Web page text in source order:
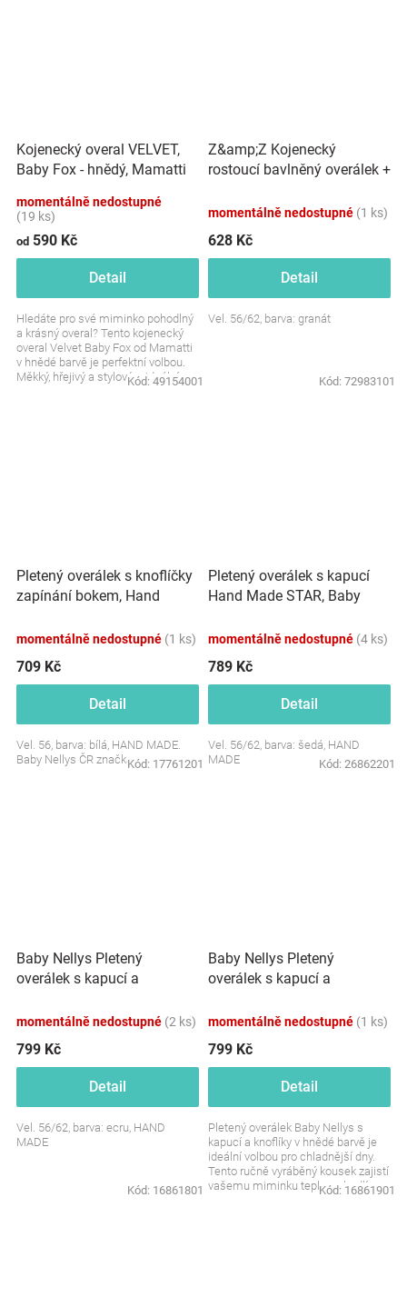
Kojenecký overal VELVET,
Baby Fox - hnědý, Mamatti
momentálně nedostupné
(19 ks)
od 590 Kč
Detail
Hledáte pro své miminko pohodlný
a krásný overal? Tento kojenecký
overal Velvet Baby Fox od Mamatti
v hnědé barvě je perfektní volbou.
Měkký, hřejivý a stylový – ideální
Kód: 49154001
Z&amp;Z Kojenecký
rostoucí bavlněný overálek +
momentálně nedostupné (1 ks)
628 Kč
Detail
Vel. 56/62, barva: granát
Kód: 72983101
Pletený overálek s knoflíčky
zapínání bokem, Hand
momentálně nedostupné (1 ks)
709 Kč
Detail
Vel. 56, barva: bílá, HAND MADE.
Baby Nellys ČR značkaKód: 17761201
Pletený overálek s kapucí
Hand Made STAR, Baby
momentálně nedostupné (4 ks)
789 Kč
Detail
Vel. 56/62, barva: šedá, HAND
MADE
Kód: 26862201
Baby Nellys Pletený
overálek s kapucí a
momentálně nedostupné (2 ks)
799 Kč
Detail
Vel. 56/62, barva: ecru, HAND
MADE
Kód: 16861801
Baby Nellys Pletený
overálek s kapucí a
momentálně nedostupné (1 ks)
799 Kč
Detail
Pletený overálek Baby Nellys s
kapucí a knoflíky v hnědé barvě je
ideální volbou pro chladnější dny.
Tento ručně vyráběný kousek zajistí
vašemu miminku teplo, pohodlí a
Kód: 16861901